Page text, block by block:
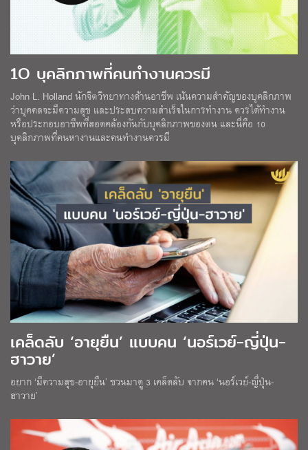
1O บุคลิกภาพที่คนทำงานควรมี
John L. Holland นักจิตวิทยาทางด้านอาชีพ เน้นความสำคัญของบุคลิกภาพ
ว่าบุคคลจะมีความสุข และประสบความสำเร็จในการทำงาน ควรได้ทำงาน
หรือประกอบอาชีพที่สอดคล้องกันกับบุคลิกภาพของตน และนี่คือ 10
บุคลิกภาพที่คนหางานและคนทำงานควรมี
เคล็ดลับ ‘อายุยืน’ แบบคน ‘นอร์เวย์-ญี่ปุ่น-
ฮาวาย’
อยาก ‘มีความสุข-อายุยืน’ ชวนมาดู 3 เคล็ดลับ จากคน ‘นอร์เวย์-ญี่ปุ่น-
ฮาวาย’